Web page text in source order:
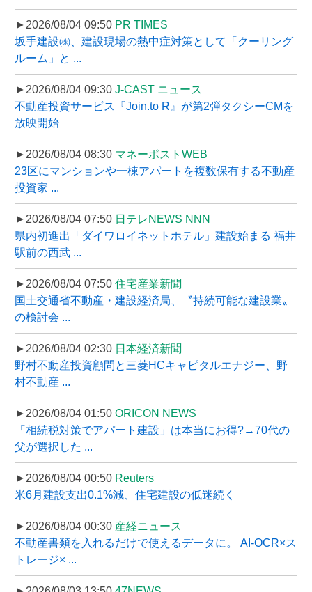
►2026/08/04 09:50 PR TIMES
坂手建設㈱、建設現場の熱中症対策として「クーリング
ルーム」と ...
►2026/08/04 09:30 J-CAST ニュース
不動産投資サービス『Join.to R』が第2弾タクシーCMを
放映開始
►2026/08/04 08:30 マネーポストWEB
23区にマンションや一棟アパートを複数保有する不動産
投資家 ...
►2026/08/04 07:50 日テレNEWS NNN
県内初進出「ダイワロイネットホテル」建設始まる 福井
駅前の西武 ...
►2026/08/04 07:50 住宅産業新聞
国土交通省不動産・建設経済局、〝持続可能な建設業〟
の検討会 ...
►2026/08/04 02:30 日本経済新聞
野村不動産投資顧問と三菱HCキャピタルエナジー、野
村不動産 ...
►2026/08/04 01:50 ORICON NEWS
「相続税対策でアパート建設」は本当にお得?→70代の
父が選択した ...
►2026/08/04 00:50 Reuters
米6月建設支出0.1%減、住宅建設の低迷続く
►2026/08/04 00:30 産経ニュース
不動産書類を入れるだけで使えるデータに。 AI-OCR×ス
トレージ× ...